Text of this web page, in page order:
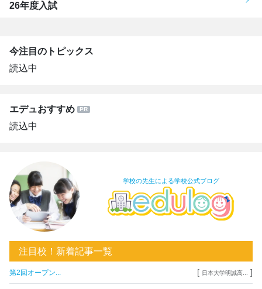
26年度入試
今注目のトピックス
読込中
エデュおすすめ
読込中
学校の先生による学校公式ブログ
注目校！新着記事一覧
第2回オープン... [ 日本大学明誠高... ]